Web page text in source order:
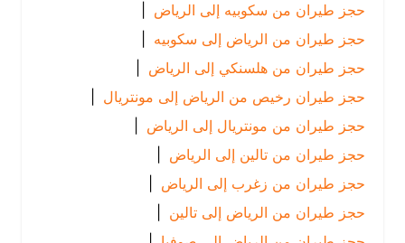
حجز طيران من سكوبيه إلى الرياض
|
حجز طيران من الرياض إلى سكوبيه |
حجز طيران من هلسنكي إلى الرياض
|
حجز طيران رخيص من الرياض إلى مونتريال |
حجز طيران من مونتريال إلى الرياض
|
حجز طيران من تالين إلى الرياض
|
حجز طيران من زغرب إلى الرياض
|
حجز طيران من الرياض إلى تالين
|